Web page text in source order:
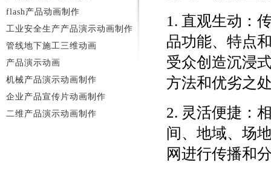
1. 直观生动：
品功能、特点
受众创造沉浸
方法和优劣之
2. 灵活便捷：
间、地域、场
网进行传播和
flash产品动画制作
工业安全生产产品演示动画制作
管线地下施工三维动画
产品演示动画
机械产品演示动画制作
企业产品宣传片动画制作
二维产品演示动画制作